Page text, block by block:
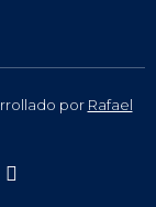
por Rafael